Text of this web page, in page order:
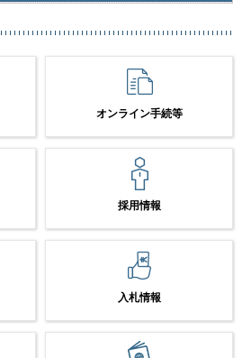
オンライン手続等
採用情報
入札情報